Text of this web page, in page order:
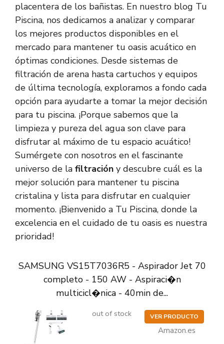
placentera de los bañistas. En nuestro blog Tu
Piscina, nos dedicamos a analizar y comparar
los mejores productos disponibles en el
mercado para mantener tu oasis acuático en
óptimas condiciones. Desde sistemas de
filtración de arena hasta cartuchos y equipos
de última tecnología, exploramos a fondo cada
opción para ayudarte a tomar la mejor decisión
para tu piscina. ¡Porque sabemos que la
limpieza y pureza del agua son clave para
disfrutar al máximo de tu espacio acuático!
Sumérgete con nosotros en el fascinante
universo de la filtración y descubre cuál es la
mejor solución para mantener tu piscina
cristalina y lista para disfrutar en cualquier
momento. ¡Bienvenido a Tu Piscina, donde la
excelencia en el cuidado de tu oasis es nuestra
prioridad!
SAMSUNG VS15T7036R5 - Aspirador Jet 70
completo - 150 AW - Aspiraci�n
multicicl�nica - 40min de...
out of stock VER PRODUCTO
Amazon.es